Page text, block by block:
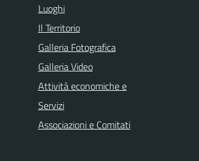
Luoghi
Il Territorio
Galleria Fotografica
Galleria Video
Attività economiche e
Servizi
Associazioni e Comitati